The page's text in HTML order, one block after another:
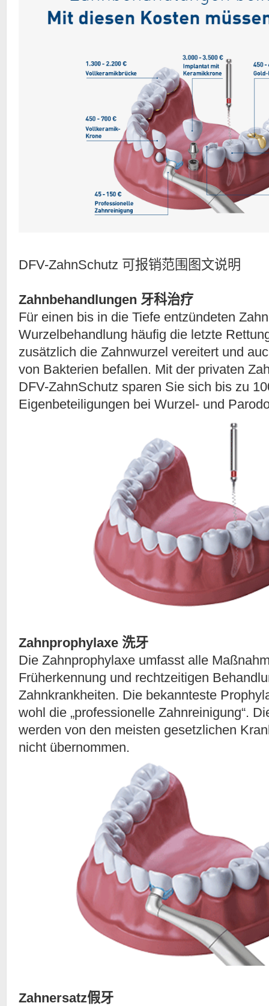
DFV-ZahnSchutz 可报销范围图文说明
Zahnbehandlungen 牙科治疗
Für einen bis in die Tiefe entzündeten
Wurzelbehandlung häufig die letzte
zusätzlich die Zahnwurzel vereitert und
von Bakterien befallen. Mit der privaten
DFV-ZahnSchutz sparen Sie sich bis zu
Eigenbeteiligungen bei Wurzel- und
Zahnprophylaxe 洗牙
Die Zahnprophylaxe umfasst alle
Früherkennung und rechtzeitigen
Zahnkrankheiten. Die bekannteste
wohl die „professionelle Zahnreinigung“.
werden von den meisten gesetzlichen
nicht übernommen.
Zahnersatz假牙